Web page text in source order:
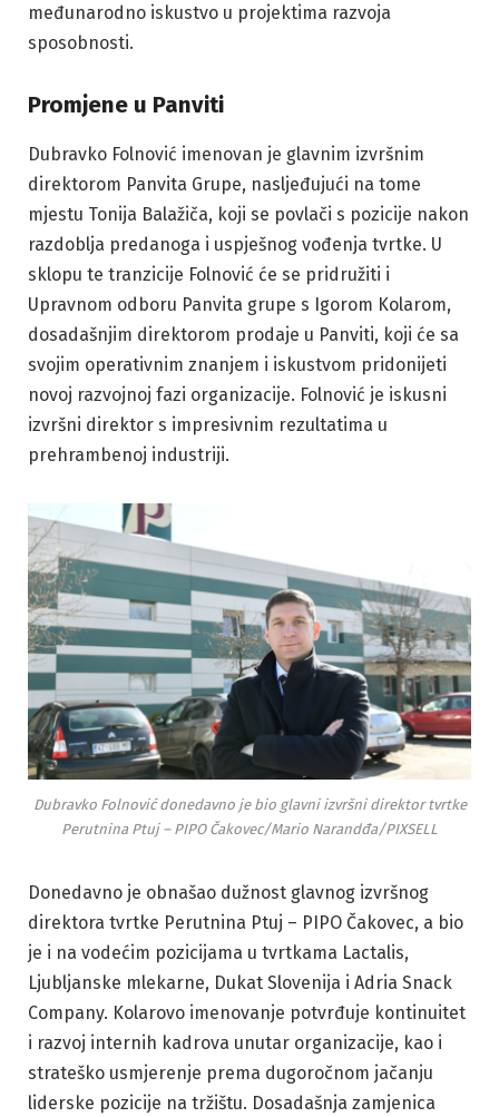
međunarodno iskustvo u projektima razvoja
sposobnosti.
Promjene u Panviti
Dubravko Folnović imenovan je glavnim izvršnim
direktorom Panvita Grupe, nasljeđujući na tome
mjestu Tonija Balažiča, koji se povlači s pozicije nakon
razdoblja predanoga i uspješnog vođenja tvrtke. U
sklopu te tranzicije Folnović će se pridružiti i
Upravnom odboru Panvita grupe s Igorom Kolarom,
dosadašnjim direktorom prodaje u Panviti, koji će sa
svojim operativnim znanjem i iskustvom pridonijeti
novoj razvojnoj fazi organizacije. Folnović je iskusni
izvršni direktor s impresivnim rezultatima u
prehrambenoj industriji.
Dubravko Folnović donedavno je bio glavni izvršni direktor tvrtke
Perutnina Ptuj – PIPO Čakovec/Mario Narandđa/PIXSELL
Donedavno je obnašao dužnost glavnog izvršnog
direktora tvrtke Perutnina Ptuj – PIPO Čakovec, a bio
je i na vodećim pozicijama u tvrtkama Lactalis,
Ljubljanske mlekarne, Dukat Slovenija i Adria Snack
Company. Kolarovo imenovanje potvrđuje kontinuitet
i razvoj internih kadrova unutar organizacije, kao i
strateško usmjerenje prema dugoročnom jačanju
liderske pozicije na tržištu. Dosadašnja zamjenica